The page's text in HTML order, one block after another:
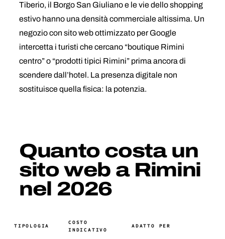
Tiberio, il Borgo San Giuliano e le vie dello shopping
estivo hanno una densità commerciale altissima. Un
negozio con sito web ottimizzato per Google
intercetta i turisti che cercano “boutique Rimini
centro” o “prodotti tipici Rimini” prima ancora di
scendere dall’hotel. La presenza digitale non
sostituisce quella fisica: la potenzia.
Quanto costa un
sito web a Rimini
nel 2026
TIPOLOGIA
COSTO
INDICATIVO
ADATTO PER